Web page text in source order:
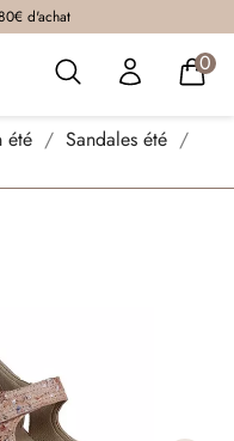
d'achat
0
été
Sandales été